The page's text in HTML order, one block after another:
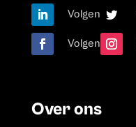
Volgen
Volgen
Over ons